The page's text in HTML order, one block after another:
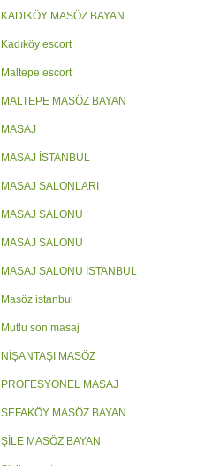
KADIKÖY MASÖZ BAYAN
Kadıköy escort
Maltepe escort
MALTEPE MASÖZ BAYAN
MASAJ
MASAJ İSTANBUL
MASAJ SALONLARI
MASAJ SALONU
MASAJ SALONU
MASAJ SALONU İSTANBUL
Masöz istanbul
Mutlu son masaj
NİŞANTAŞI MASÖZ
PROFESYONEL MASAJ
SEFAKÖY MASÖZ BAYAN
ŞİLE MASÖZ BAYAN